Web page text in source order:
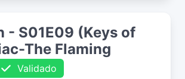
- S01E09 (Keys of
The Flaming
Validado